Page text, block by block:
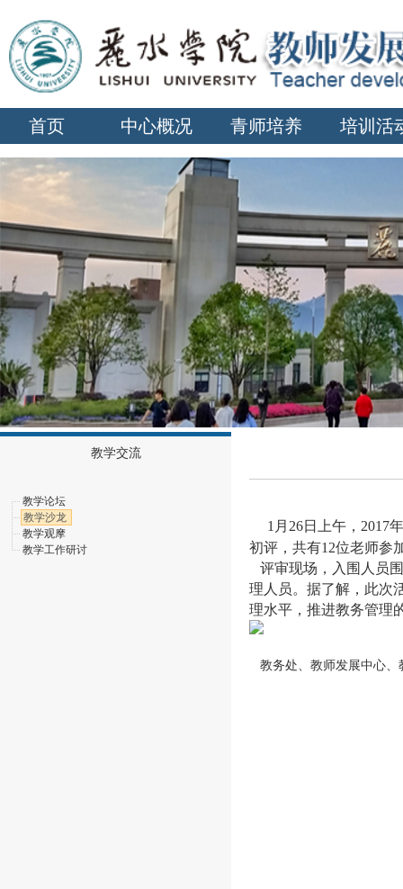
首页 中心概况 青师培养 培训活
教学交流
教学论坛
教学沙龙
教学观摩
教学工作研讨
1月26日上午，2017
初评，共有12位老师参
评审现场，入围人员
理人员。据了解，此次
理水平，推进教务管理
教务处、教师发展中心、